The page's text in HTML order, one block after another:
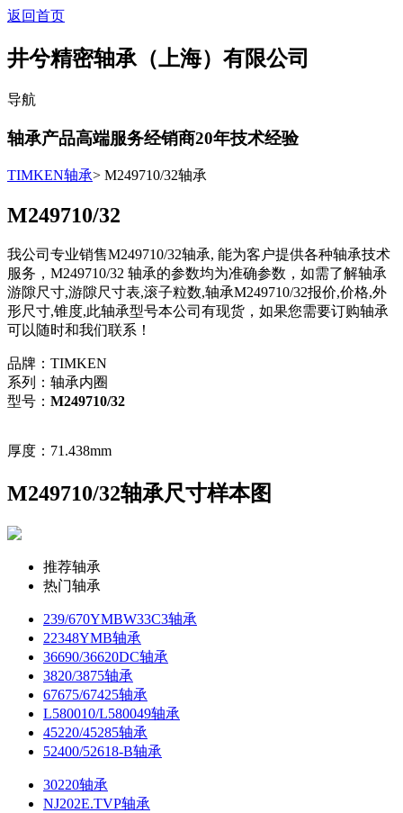
返回首页
井兮精密轴承（上海）有限公司
导航
轴承产品高端服务经销商20年技术经验
TIMKEN轴承> M249710/32轴承
M249710/32
我公司专业销售M249710/32轴承, 能为客户提供各种轴承技术
服务，M249710/32 轴承的参数均为准确参数，如需了解轴承
游隙尺寸,游隙尺寸表,滚子粒数,轴承M249710/32报价,价格,外
形尺寸,锥度,此轴承型号本公司有现货，如果您需要订购轴承
可以随时和我们联系！
品牌：TIMKEN
系列：轴承内圈
型号： M249710/32
厚度：71.438mm
M249710/32轴承尺寸样本图
推荐轴承
热门轴承
239/670YMBW33C3轴承
22348YMB轴承
36690/36620DC轴承
3820/3875轴承
67675/67425轴承
L580010/L580049轴承
45220/45285轴承
52400/52618-B轴承
30220轴承
NJ202E.TVP轴承